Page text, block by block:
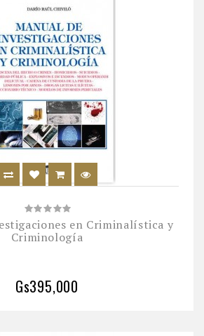
en Criminalística y
Criminología
Gs395,000